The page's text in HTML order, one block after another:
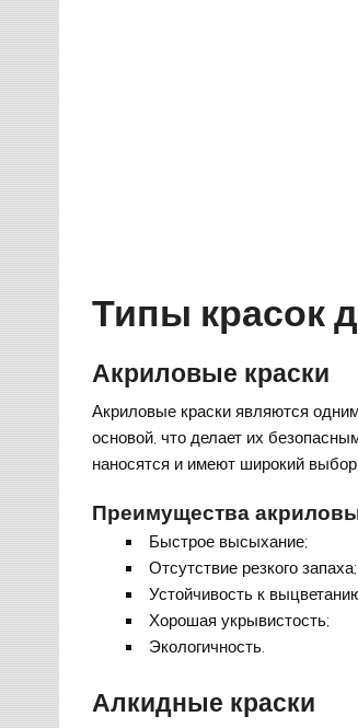
Типы красок
Акриловые краски
Акриловые краски являются
основой, что делает их
наносятся и имеют широкий выбор
Преимущества
Быстрое высыхание;
Отсутствие резкого запаха;
Устойчивость к
Хорошая укрывистость;
Экологичность.
Алкидные краски